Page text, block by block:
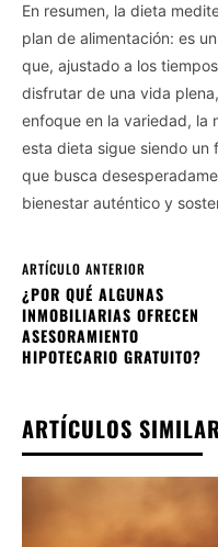
En resumen, la dieta
plan de alimentación: es
que, ajustado a los
disfrutar de una vida
enfoque en la variedad, la
esta dieta sigue siendo un
que busca
bienestar auténtico y
ARTÍCULO ANTERIOR
¿POR QUÉ ALGUNAS
INMOBILIARIAS OFRECEN
ASESORAMIENTO
HIPOTECARIO GRATUITO?
ARTÍCULOS